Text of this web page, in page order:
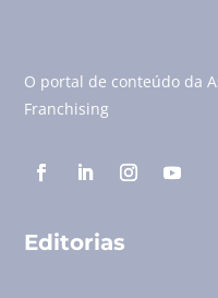
O portal de conteúdo da
Franchising
Editorias